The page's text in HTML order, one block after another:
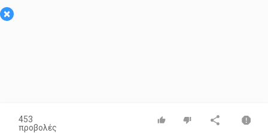
×
453
προβολές